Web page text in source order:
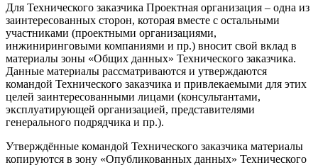
Для Технического заказчика Проектная организация – одна из
заинтересованных сторон, которая вместе с остальными
участниками (проектными организациями,
инжиниринговыми компаниями и пр.) вносит свой вклад в
материалы зоны «Общих данных» Технического заказчика.
Данные материалы рассматриваются и утверждаются
командой Технического заказчика и привлекаемыми для этих
целей заинтересованными лицами (консультантами,
эксплуатирующей организацией, представителями
генерального подрядчика и пр.).
Утверждённые командой Технического заказчика материалы
копируются в зону «Опубликованных данных» Технического